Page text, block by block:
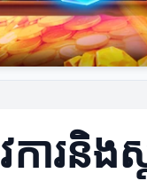
ារនិងស្